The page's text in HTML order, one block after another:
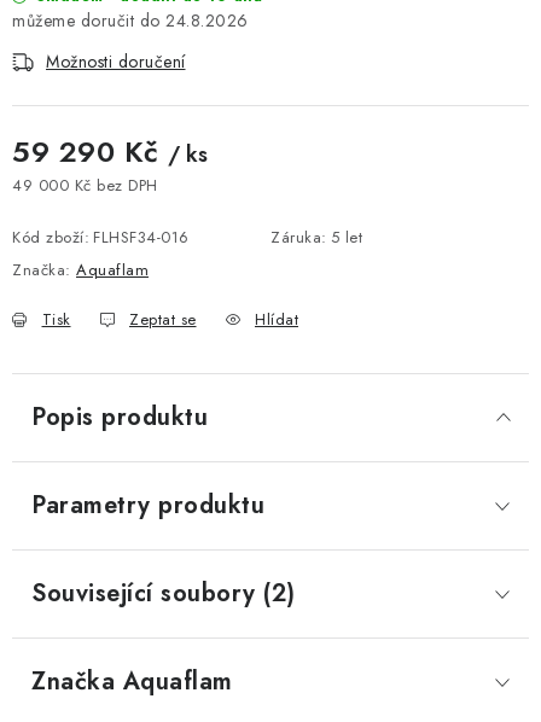
24.8.2026
Možnosti doručení
59 290 Kč / ks
49 000 Kč bez DPH
Kód zboží: FLHSF34-016 Záruka: 5 let
Značka: Aquaflam
Tisk Zeptat se Hlídat
Popis produktu
Parametry produktu
Související soubory (2)
Značka Aquaflam